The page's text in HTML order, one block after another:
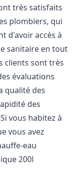
très satisfaits
plombiers, qui
d'avoir accès à
sanitaire en tout
clients sont très
évaluations
qualité des
des
vous habitez à
vous avez
eau
200l